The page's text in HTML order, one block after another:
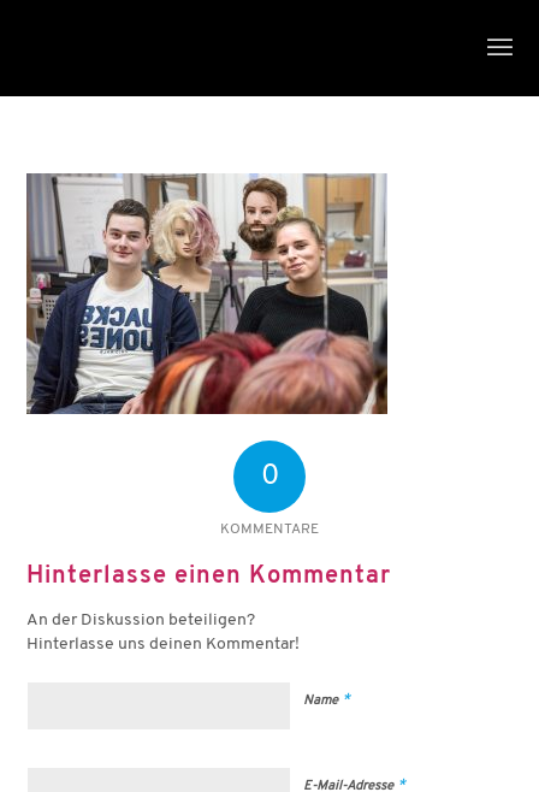
0
KOMMENTARE
Hinterlasse einen Kommentar
An der Diskussion beteiligen?
Hinterlasse uns deinen Kommentar!
Name *
E-Mail-Adresse *